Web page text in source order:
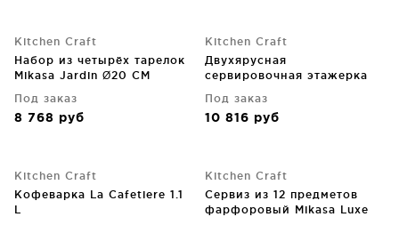
Kitchen Craft
Набор из четырёх тарелок
Mikasa Jardin Ø20 CM
Под заказ
8 768 руб
Kitchen Craft
Двухярусная
сервировочная этажерка
Под заказ
10 816 руб
Kitchen Craft
Кофеварка La Cafetiere 1.1
L
Kitchen Craft
Сервиз из 12 предметов
фарфоровый Mikasa Luxe